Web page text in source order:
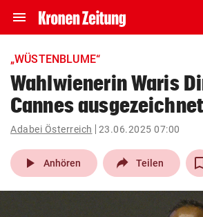
menu Navigation
ein-/ausklappen
account_circle Anmelden
pin_drop
Wien
bookmark
„WÜSTENBLUME“
Wahlwienerin Waris
Cannes ausgezeichnet
Adabei Österreich 23.06.2025 07:00
play_arrow Anhören Teilen